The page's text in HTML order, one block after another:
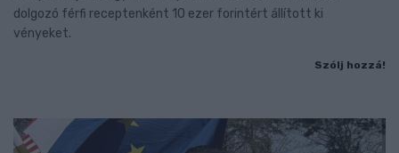
dolgozó férfi receptenként 10 ezer forintért állított ki
vényeket.
Szólj hozzá!